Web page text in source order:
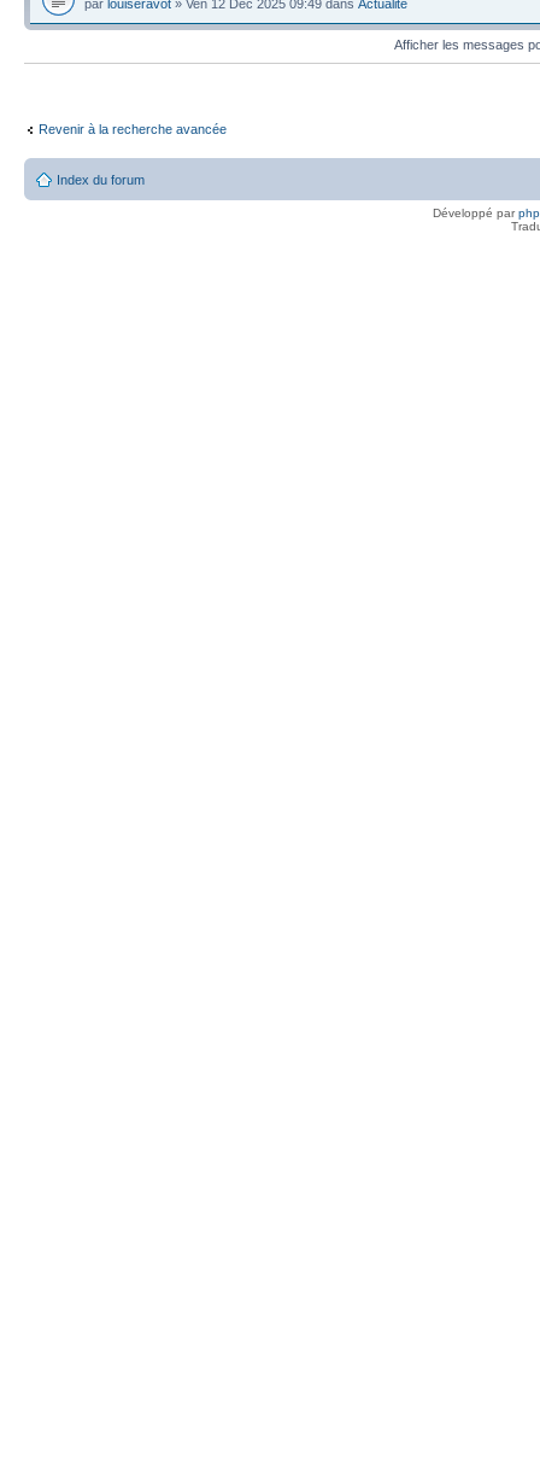
par louiseravot » Ven 12 Déc 2025 09:49 dans Actualité
Afficher les messages
Revenir à la recherche avancée
Index du forum
Développé par